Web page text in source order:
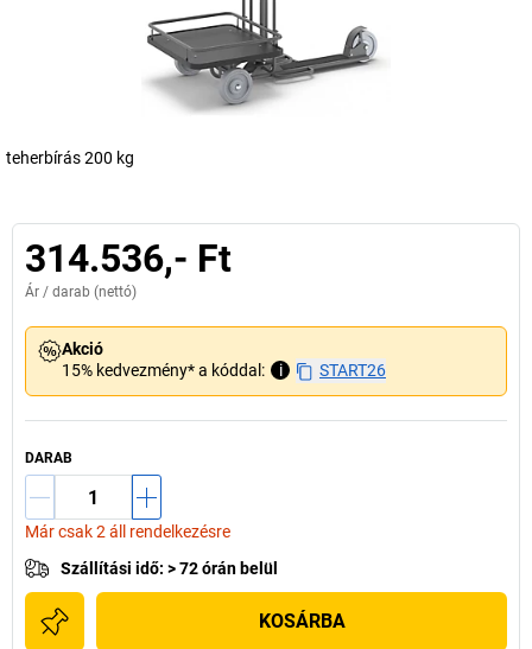
teherbírás 200 kg
314.536,- Ft
Ár / darab (nettó)
Akció
15% kedvezmény* a kóddal:
i START26
DARAB
Már csak 2 áll rendelkezésre
Szállítási idő: > 72 órán belül
KOSÁRBA